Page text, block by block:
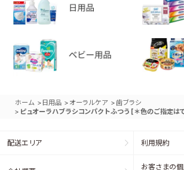
ホーム > 日用品 > オーラルケア >歯ブラシ
> ピュオーラハブラシコンパクトふつう [＊色のご指定は
配送エリア 利用規約
お客さまの